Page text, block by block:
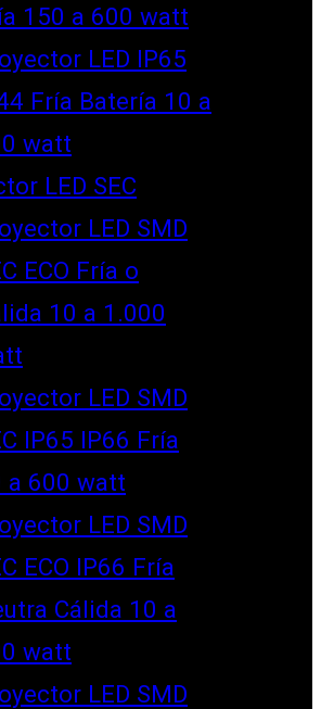
150 a 600 watt
LED IP65
Fría Batería 10 a
watt
LED SEC
LED SMD
ECO Fría o
10 a 1.000
LED SMD
IP65 IP66 Fría
a 600 watt
LED SMD
ECO IP66 Fría
Cálida 10 a
watt
LED SMD